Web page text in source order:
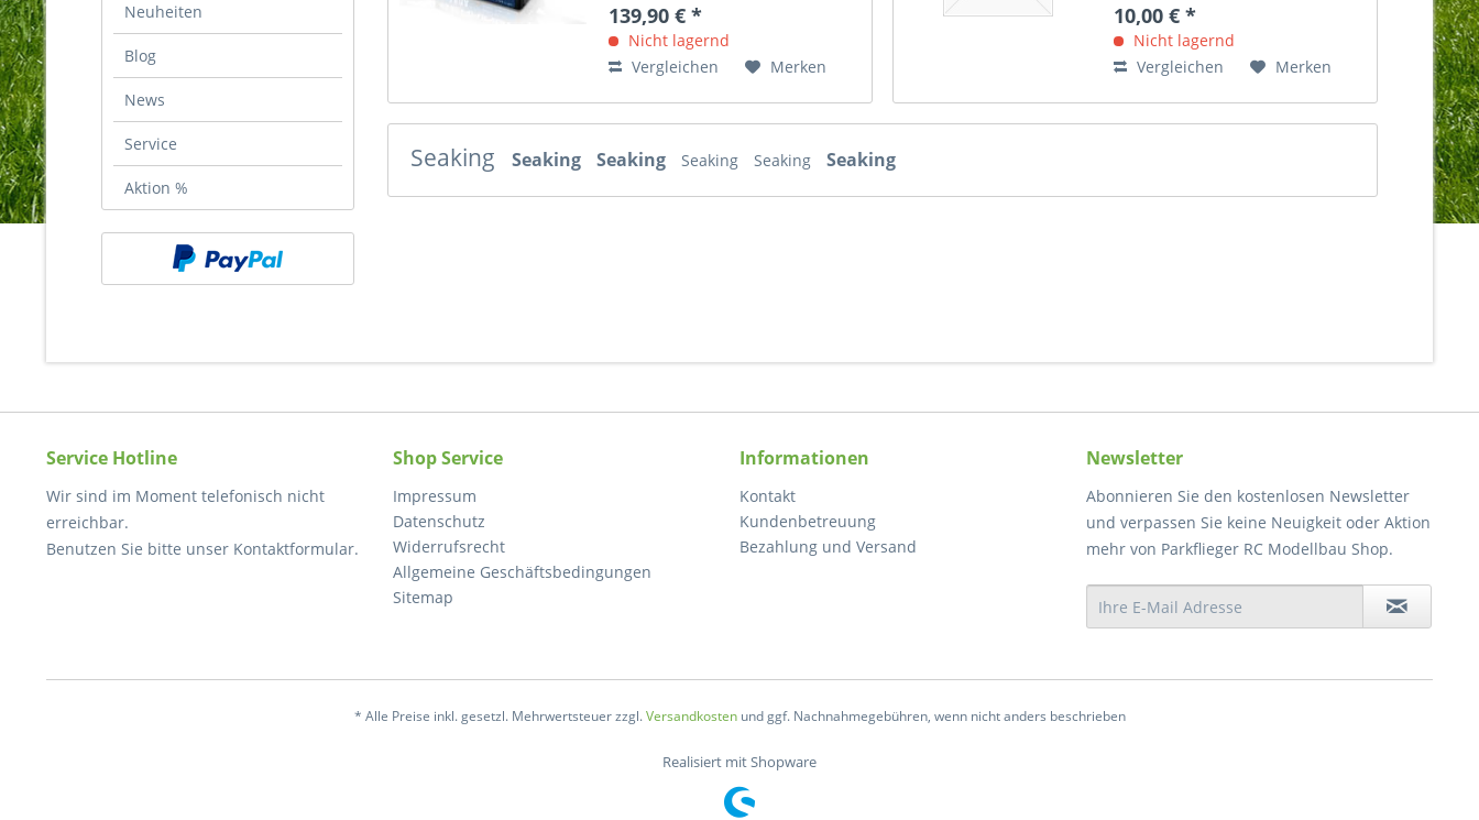
Neuheiten
Blog
News
Service
Aktion %
139,90 € *
Nicht lagernd
Vergleichen
Merken
10,00 € *
Nicht lagernd
Vergleichen
Merken
Seaking Seaking Seaking Seaking Seaking Seaking
Service Hotline
Wir sind im Moment telefonisch nicht
erreichbar.
Benutzen Sie bitte unser Kontaktformular.
Shop Service
Impressum
Datenschutz
Widerrufsrecht
Allgemeine Geschäftsbedingungen
Sitemap
Informationen
Kontakt
Kundenbetreuung
Bezahlung und Versand
Newsletter
Abonnieren Sie den kostenlosen Newsletter
und verpassen Sie keine Neuigkeit oder Aktion
mehr von Parkflieger RC Modellbau Shop.
* Alle Preise inkl. gesetzl. Mehrwertsteuer zzgl.Versandkostenund ggf. Nachnahmegebühren, wenn nicht anders beschrieben
Realisiert mit Shopware